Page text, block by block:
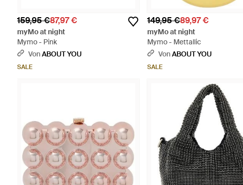
159,95 €87,97 €
myMo at night
Mymo - Pink
VonABOUT YOU
SALE
149,95 €89,97 €
myMo at night
Mymo - Mettallic
VonABOUT YOU
SALE